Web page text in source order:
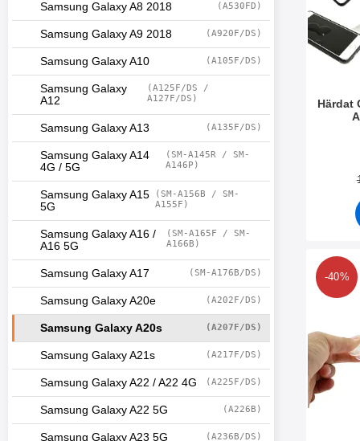
Samsung Galaxy A8 2018 (A530FD)
Samsung Galaxy A9 2018 (A920F/DS)
Samsung Galaxy A10 (A105F/DS)
Samsung Galaxy
A12
(A125F/DS /
A127F/DS)
Samsung Galaxy A13 (A135F/DS)
Samsung Galaxy A14
4G / 5G
(SM-A145R / SM-
A146P)
Samsung Galaxy A15
5G
(SM-A156B / SM-
A155F)
Samsung Galaxy A16 /
A16 5G
(SM-A165F / SM-
A166B)
Samsung Galaxy A17 (SM-A176B/DS)
Samsung Galaxy A20e (A202F/DS)
Samsung Galaxy A20s (A207F/DS)
Samsung Galaxy A21s (A217F/DS)
Samsung Galaxy A22 / A22 4G (A225F/DS)
Samsung Galaxy A22 5G (A226B)
Samsung Galaxy A23 5G (A236B/DS)
Härdat
-40%
Makera ultra Thin